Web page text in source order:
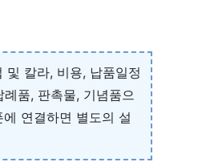
칼라, 비용, 납품일정
품, 판촉물, 기념품으
연결하면 별도의 설